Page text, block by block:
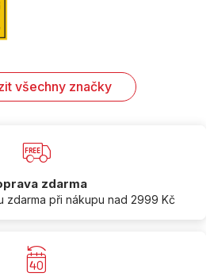
všechny značky
zdarma
zdarma při nákupu nad 2999 Kč